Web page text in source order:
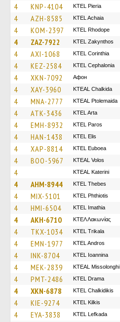
4 KNP-4104 KTEL Pieria
4 AZH-8585 KTEL Achaia
4 KOM-2397 KTEL Rhodope
4 ZAZ-7922 KTEL Zakynthos
4 AXI-1068 KTEL Corinthia
4 KEZ-2584 KTEL Cephalonia
4 XKN-7092 Афон
4 XAY-3960 KTEAL Chalkida
4 MNA-2777 KTEAL Ptolemaida
4 ATK-3436 KTEL Arta
4 EMH-8932 KTEL Paros
4 HAN-1438 KTEL Elis
4 XAP-8814 ΚΤΕL Euboea
4 BOO-5967 KTEAL Volos
4 KTEAL Katerini
4 AHM-8944 KTEL Thebes
4 MIX-5101 ΚΤΕL Phthiotis
4 HMI-6504 KTEL Imathia
4 AKH-6710 ΚΤΕΛ Λακωνίας
4 TKX-1034 ΚΤΕL Τrikala
4 EMN-1977 KTEL Andros
4 INK-8704 KTEL Ioannina
4 MEK-2839 KTEAL Missolonghi
4 PMT-2486 KTEL Drama
4 XKN-6878 ΚΤΕL Chalkidikis
4 KIE-9274 KTEL Kilkis
4 EYA-3838 KTEL Lefkada